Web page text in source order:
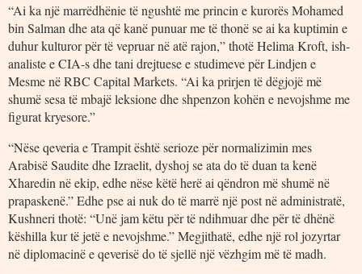
“Ai ka një marrëdhënie të ngushtë me princin e kurorës Mohamed
bin Salman dhe ata që kanë punuar me të thonë se ai ka kuptimin e
duhur kulturor për të vepruar në atë rajon,” thotë Helima Kroft, ish-
analiste e CIA-s dhe tani drejtuese e studimeve për Lindjen e
Mesme në RBC Capital Markets. “Ai ka prirjen të dëgjojë më
shumë sesa të mbajë leksione dhe shpenzon kohën e nevojshme me
figurat kryesore.”
“Nëse qeveria e Trampit është serioze për normalizimin mes
Arabisë Saudite dhe Izraelit, dyshoj se ata do të duan ta kenë
Xharedin në ekip, edhe nëse këtë herë ai qëndron më shumë në
prapaskenë.” Edhe pse ai nuk do të marrë një post në administratë,
Kushneri thotë: “Unë jam këtu për të ndihmuar dhe për të dhënë
këshilla kur të jetë e nevojshme.” Megjithatë, edhe një rol jozyrtar
në diplomacinë e qeverisë do të sjellë një vëzhgim më të madh.